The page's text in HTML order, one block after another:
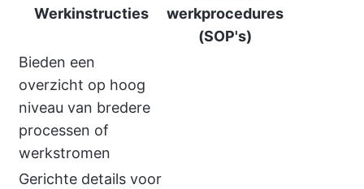
Werkinstructies
werkprocedures
(SOP's)
Bieden een
overzicht op hoog
niveau van bredere
processen of
werkstromen
Gerichte details voor